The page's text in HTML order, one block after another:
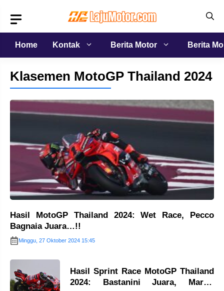
isi
Home
Kontak Berita Motor Berita
Klasemen MotoGP Thailand 2024
Hasil MotoGP Thailand 2024: Wet Race, Pecco
Bagnaia Juara…!!
Minggu, 27 Oktober 2024 15:45
Hasil Sprint Race MotoGP Thailand
2024: Bastanini Juara, Martin